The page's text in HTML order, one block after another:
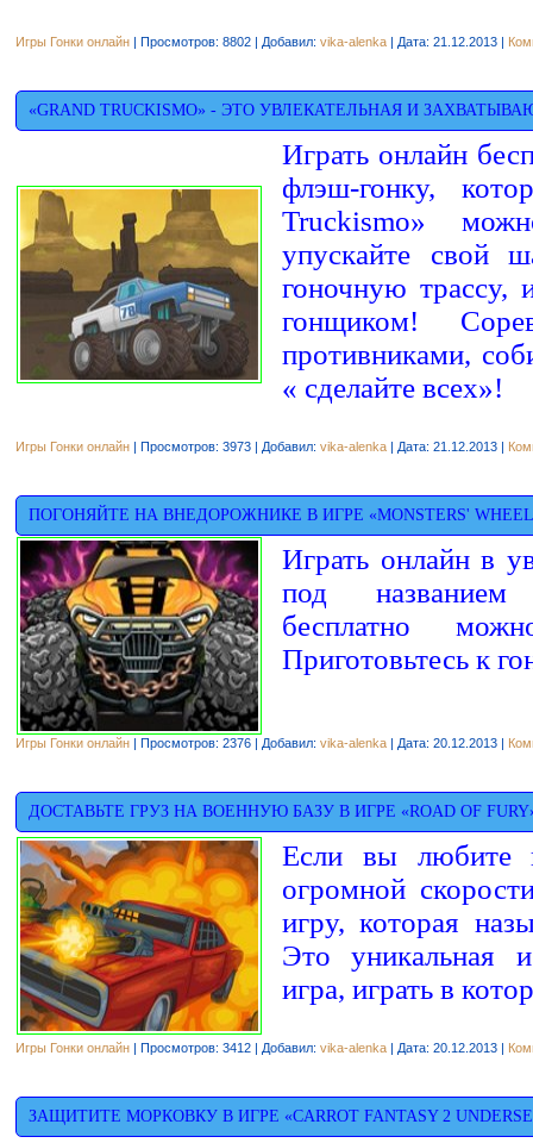
Игры Гонки онлайн | Просмотров: 8802 | Добавил: vika-alenka | Дата: 21.12.2013 |
«GRAND TRUCKISMO» - ЭТО УВЛЕКАТЕЛЬНАЯ И
Играть онлайн
флэш-гонку,
Truckismo»
упускайте свой
гоночную трассу,
гонщиком!
противниками,
« сделайте всех»!
Игры Гонки онлайн | Просмотров: 3973 | Добавил: vika-alenka | Дата: 21.12.2013 |
ПОГОНЯЙТЕ НА ВНЕДОРОЖНИКЕ В ИГРЕ «MONSTERS'
Играть онлайн в
под
бесплатно
Приготовьтесь к
Игры Гонки онлайн | Просмотров: 2376 | Добавил: vika-alenka | Дата: 20.12.2013 |
ДОСТАВЬТЕ ГРУЗ НА ВОЕННУЮ БАЗУ В ИГРЕ «ROAD OF
Если вы любите
огромной
игру, которая
Это уникальная
игра, играть в
Игры Гонки онлайн | Просмотров: 3412 | Добавил: vika-alenka | Дата: 20.12.2013 |
ЗАЩИТИТЕ МОРКОВКУ В ИГРЕ «CARROT FANTASY 2